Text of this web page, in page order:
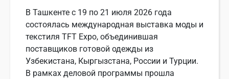
В Ташкенте с 19 по 21 июля 2026 года
состоялась международная выставка моды и
текстиля TFT Expo, объединившая
поставщиков готовой одежды из
Узбекистана, Кыргызстана, России и Турции.
В рамках деловой программы прошла